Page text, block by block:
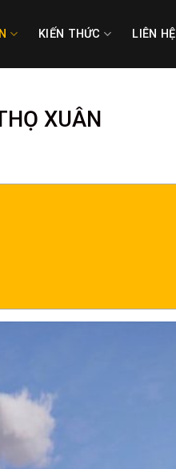
KIẾN THỨC LIÊN HỆ
XUÂN